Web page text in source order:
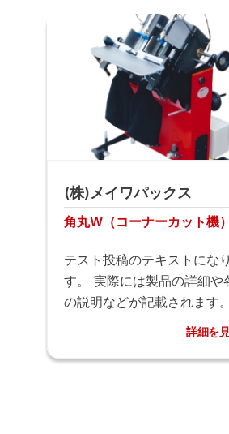
(株)メイワパックス
角丸W（コーナーカット機）
テスト投稿のテキストにな
す。 実際には製品の詳細や
の説明などが記載されます。
詳細を